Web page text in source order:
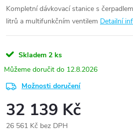
Kompletní dávkovací stanice s
litrů a multifunkčním ventilem Detailní
Skladem 2 ks
12.8.2026
Možnosti doručení
32 139 Kč
26 561 Kč bez DPH